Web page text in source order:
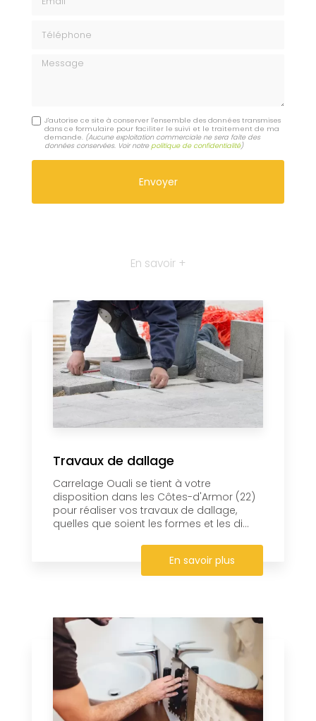
Message
J'autorise ce site à conserver l'ensemble des données transmises
dans ce formulaire pour faciliter le suivi et le traitement de ma
demande. (Aucune exploitation commerciale ne sera faite des
données conservées. Voir notrepolitique de confidentialité)
En savoir +
Travaux de dallage
Carrelage Ouali se tient à votre
disposition dans les Côtes-d'Armor (22)
pour réaliser vos travaux de dallage,
quelles que soient les formes et les di...
En savoir plus